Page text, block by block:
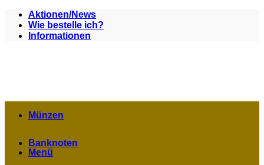
Zum
Inhalt
springen
Aktionen/News
Wie bestelle ich?
Informationen
Menü
Münzen
Banknoten